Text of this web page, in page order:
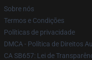
Sobre nós
Termos e Condições
Políticas de privacidade
DMCA - Política de Direitos
CA SB657: Lei de